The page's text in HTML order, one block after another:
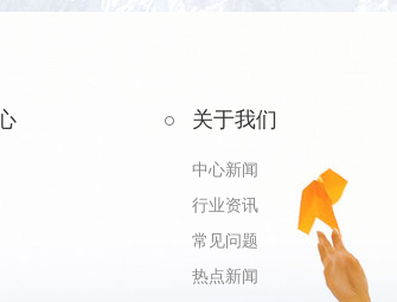
关于我们
中心新闻
行业资讯
常见问题
热点新闻